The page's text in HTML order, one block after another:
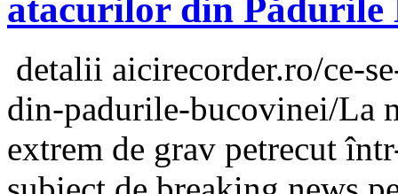
atacurilor din Pădurile
detalii aicirecorder.ro/ce-
din-padurile-bucovinei/La
extrem de grav petrecut